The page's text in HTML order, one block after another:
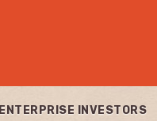
ENTERPRISE INVESTORS